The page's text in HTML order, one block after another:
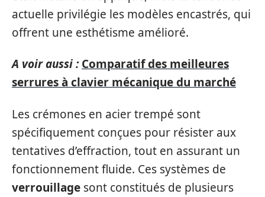
actuelle privilégie les modèles encastrés, qui
offrent une esthétisme amélioré.
A voir aussi : Comparatif des meilleures
serrures à clavier mécanique du marché
Les crémones en acier trempé sont
spécifiquement conçues pour résister aux
tentatives d’effraction, tout en assurant un
fonctionnement fluide. Ces systèmes de
verrouillage sont constitués de plusieurs